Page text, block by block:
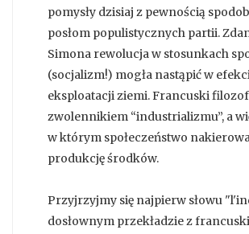
pomysły dzisiaj z pewnością
posłom populistycznych partii.
Simona rewolucja w stosunkach
(socjalizm!) mogła nastąpić w
eksploatacji ziemi. Francuski filozof
zwolennikiem “industrializmu”, a
w którym społeczeństwo
produkcję środków.
Przyjrzyjmy się najpierw słowu
dosłownym przekładzie z